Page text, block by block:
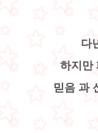
다
하지만
믿음 과